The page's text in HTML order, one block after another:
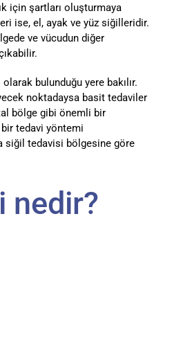
için şartları oluşturmaya
ise, el, ayak ve yüz siğilleridir.
ve vücudun diğer
bulunduğu yere bakılır.
noktadaysa basit tedaviler
bölge gibi önemli bir
tedavi yöntemi
siğil tedavisi bölgesine göre
nedir?